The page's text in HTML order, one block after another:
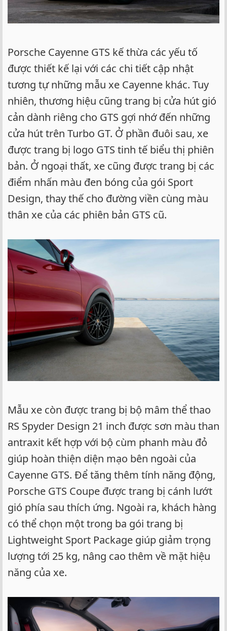
Porsche Cayenne GTS kế thừa các yếu tố
được thiết kế lại với các chi tiết cập nhật
tương tự những mẫu xe Cayenne khác. Tuy
nhiên, thương hiệu cũng trang bị cửa hút gió
cản dành riêng cho GTS gợi nhớ đến những
cửa hút trên Turbo GT. Ở phần đuôi sau, xe
được trang bị logo GTS tinh tế biểu thị phiên
bản. Ở ngoại thất, xe cũng được trang bị các
điểm nhấn màu đen bóng của gói Sport
Design, thay thế cho đường viền cùng màu
thân xe của các phiên bản GTS cũ.
Mẫu xe còn được trang bị bộ mâm thể thao
RS Spyder Design 21 inch được sơn màu than
antraxit kết hợp với bộ cùm phanh màu đỏ
giúp hoàn thiện diện mạo bên ngoài của
Cayenne GTS. Để tăng thêm tính năng động,
Porsche GTS Coupe được trang bị cánh lướt
gió phía sau thích ứng. Ngoài ra, khách hàng
có thể chọn một trong ba gói trang bị
Lightweight Sport Package giúp giảm trọng
lượng tới 25 kg, nâng cao thêm về mặt hiệu
năng của xe.